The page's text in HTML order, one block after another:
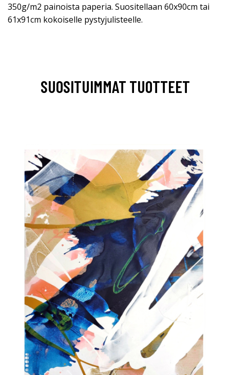
350g/m2 painoista paperia. Suositellaan 60x90cm tai
61x91cm kokoiselle pystyjulisteelle.
SUOSITUIMMAT TUOTTEET